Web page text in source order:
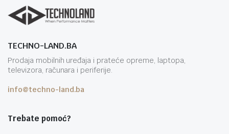
TECHNO-LAND.BA
Prodaja mobilnih uređaja i prateće opreme, laptopa,
televizora, računara i periferije.
info@techno-land.ba
Trebate pomoć?